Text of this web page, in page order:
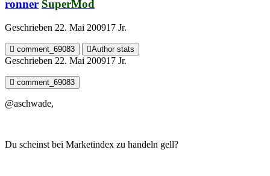
ronner SuperMod
Geschrieben 22. Mai 200917 Jr.
comment_69083 Author stats
Geschrieben 22. Mai 200917 Jr.
comment_69083
@aschwade,
Du scheinst bei Marketindex zu handeln gell?